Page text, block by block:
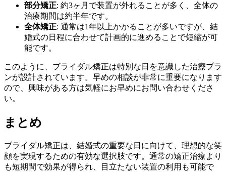
部分矯正: 約3ヶ月で装置が外れることが多く、全体の
治療期間は約半年です。
全体矯正: 通常は1年以上かかることが多いですが、結
婚式の日程に合わせて計画的に進めることで短縮が可
能です。
このように、ブライダル矯正は特別な日を意識した治療プラ
ンが設計されています。早めの相談が非常に重要になります
ので、興味がある方は気軽にお早めにお問い合わせくださ
い。
まとめ
ブライダル矯正は、結婚式の重要な日に向けて、理想的な笑
顔を実現するための有効な選択肢です。通常の矯正治療より
も短期間で効果が得られ、目立たない装置の利用も可能で